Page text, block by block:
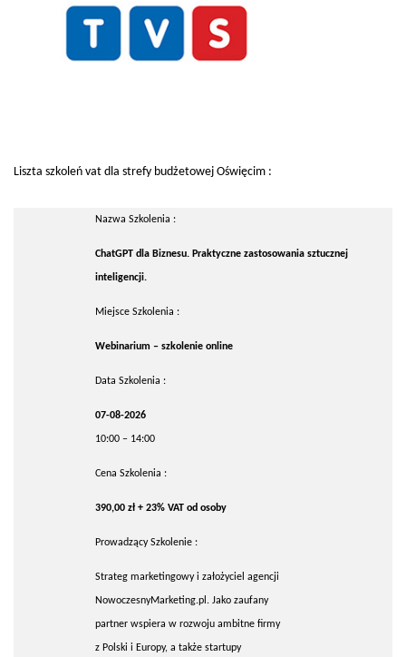
Liszta szkoleń vat dla strefy budżetowej Oświęcim :
Nazwa Szkolenia :
ChatGPT dla Biznesu. Praktyczne zastosowania sztucznej
inteligencji.
Miejsce Szkolenia :
Webinarium – szkolenie online
Data Szkolenia :
07-08-2026
10:00 – 14:00
Cena Szkolenia :
390,00 zł + 23% VAT od osoby
Prowadzący Szkolenie :
Strateg marketingowy i założyciel agencji
NowoczesnyMarketing.pl. Jako zaufany
partner wspiera w rozwoju ambitne firmy
z Polski i Europy, a także startupy